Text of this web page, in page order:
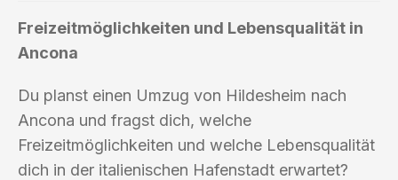
Freizeitmöglichkeiten und Lebensqualität in
Ancona
Du planst einen Umzug von Hildesheim nach
Ancona und fragst dich, welche
Freizeitmöglichkeiten und welche Lebensqualität
dich in der italienischen Hafenstadt erwartet?